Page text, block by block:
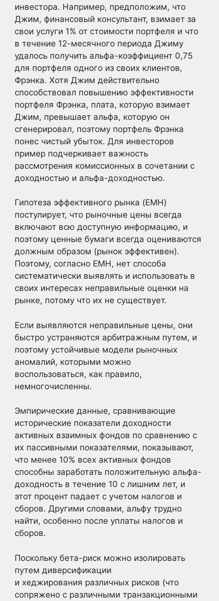
инвестора. Например, предположим, что
Джим, финансовый консультант, взимает за
свои услуги 1% от стоимости портфеля и что
в течение 12-месячного периода Джиму
удалось получить альфа-коэффициент 0,75
для портфеля одного из своих клиентов,
Фрэнка. Хотя Джим действительно
способствовал повышению эффективности
портфеля Фрэнка, плата, которую взимает
Джим, превышает альфа, которую он
сгенерировал, поэтому портфель Фрэнка
понес чистый убыток. Для инвесторов
пример подчеркивает важность
рассмотрения комиссионных в сочетании с
доходностью и альфа-доходностью.
Гипотеза эффективного рынка (EMH)
постулирует, что рыночные цены всегда
включают всю доступную информацию, и
поэтому ценные бумаги всегда оцениваются
должным образом (рынок эффективен).
Поэтому, согласно EMH, нет способа
систематически выявлять и использовать в
своих интересах неправильные оценки на
рынке, потому что их не существует.
Если выявляются неправильные цены, они
быстро устраняются арбитражным путем, и
поэтому устойчивые модели рыночных
аномалий, которыми можно
воспользоваться, как правило,
немногочисленны.
Эмпирические данные, сравнивающие
исторические показатели доходности
активных взаимных фондов по сравнению с
их пассивными показателями, показывают,
что менее 10% всех активных фондов
способны заработать положительную альфа-
доходность в течение 10 с лишним лет, и
этот процент падает с учетом налогов и
сборов. Другими словами, альфу трудно
найти, особенно после уплаты налогов и
сборов.
Поскольку бета-риск можно изолировать
путем диверсификации
и хеджирования различных рисков (что
сопряжено с различными транзакционными